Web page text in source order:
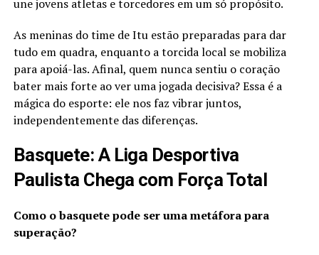
une jovens atletas e torcedores em um só propósito.
As meninas do time de Itu estão preparadas para dar
tudo em quadra, enquanto a torcida local se mobiliza
para apoiá-las. Afinal, quem nunca sentiu o coração
bater mais forte ao ver uma jogada decisiva? Essa é a
mágica do esporte: ele nos faz vibrar juntos,
independentemente das diferenças.
Basquete: A Liga Desportiva
Paulista Chega com Força Total
Como o basquete pode ser uma metáfora para
superação?